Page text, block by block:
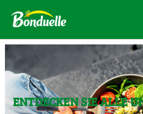
ENTDECKEN SIE ALLE